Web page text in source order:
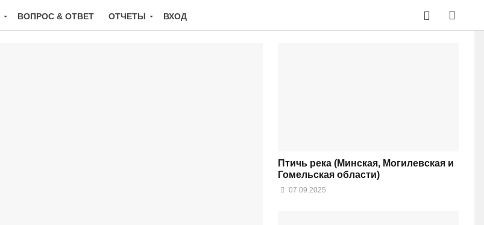
ВОПРОС & ОТВЕТ ОТЧЕТЫ ВХОД
Птичь река (Минская, Могилевская и
Гомельская области)
07.09.2025